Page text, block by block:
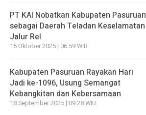
PT KAI Nobatkan Kabupaten Pasuruan
sebagai Daerah Teladan Keselamatan
Jalur Rel
15 Oktober 2025 | 06:59 WIB
Kabupaten Pasuruan Rayakan Hari
Jadi ke-1096, Usung Semangat
Kebangkitan dan Kebersamaan
18 September 2025 | 09:28 WIB